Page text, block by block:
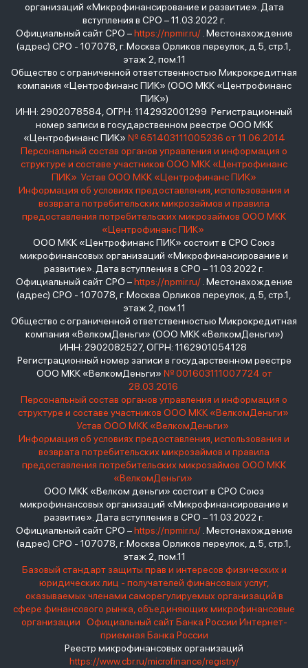
организаций «Микрофинансирование и развитие». Дата
вступления в СРО – 11.03.2022 г.
Официальный сайт СРО –https://npmir.ru/. Местонахождение
(адрес) СРО - 107078, г. Москва Орликов переулок, д.5, стр.1,
этаж 2, пом.11
Общество с ограниченной ответственностью Микрокредитная
компания «Центрофинанс ПИК» (ООО МКК «Центрофинанс
ПИК»)
ИНН: 2902078584, ОГРН: 1142932001299 Регистрационный
номер записи в государственном реестре ООО МКК
«Центрофинанс ПИК» № 651403111005236 от 11.06.2014
Персональный состав органов управления и информация о
структуре и составе участников ООО МКК «Центрофинанс
ПИК» Устав ООО МКК «Центрофинанс ПИК»
Информация об условиях предоставления, использования и
возврата потребительских микрозаймов и правила
предоставления потребительских микрозаймов ООО МКК
«Центрофинанс ПИК»
ООО МКК «Центрофинанс ПИК» состоит в СРО Союз
микрофинансовых организаций «Микрофинансирование и
развитие». Дата вступления в СРО – 11.03.2022 г.
Официальный сайт СРО –https://npmir.ru/. Местонахождение
(адрес) СРО - 107078, г. Москва Орликов переулок, д.5, стр.1,
этаж 2, пом.11
Общество с ограниченной ответственностью Микрокредитная
компания «ВелкомДеньги» (ООО МКК «ВелкомДеньги»)
ИНН: 2902082527, ОГРН: 1162901054128
Регистрационный номер записи в государственном реестре
ООО МКК «ВелкомДеньги» № 001603111007724 от
28.03.2016
Персональный состав органов управления и информация о
структуре и составе участников ООО МКК «ВелкомДеньги»
Устав ООО МКК «ВелкомДеньги»
Информация об условиях предоставления, использования и
возврата потребительских микрозаймов и правила
предоставления потребительских микрозаймов ООО МКК
«ВелкомДеньги»
ООО МКК «Велком деньги» состоит в СРО Союз
микрофинансовых организаций «Микрофинансирование и
развитие». Дата вступления в СРО – 11.03.2022 г.
Официальный сайт СРО –https://npmir.ru/. Местонахождение
(адрес) СРО - 107078, г. Москва Орликов переулок, д.5, стр.1,
этаж 2, пом.11
Базовый стандарт защиты прав и интересов физических и
юридических лиц - получателей финансовых услуг,
оказываемых членами саморегулируемых организаций в
сфере финансового рынка, объединяющих микрофинансовые
организации
Официальный сайт Банка России Интернет-
приемная Банка России
Реестр микрофинансовых организаций
https://www.cbr.ru/microfinance/registry/